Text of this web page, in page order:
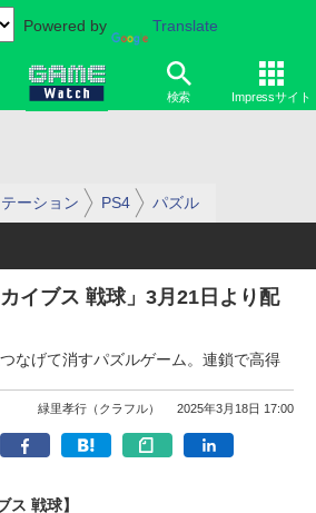
Powered by Translate
検索 Impressサイト
ーション PS4 パズル
イブス 戦球」3月21日より配
なげて消すパズルゲーム。連鎖で高得
緑里孝行（クラフル） 2025年3月18日 17:00
ス 戦球】